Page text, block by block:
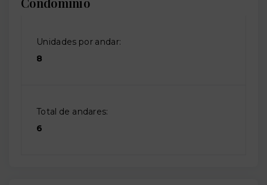
Unidades por andar:
8
Total de andares:
6